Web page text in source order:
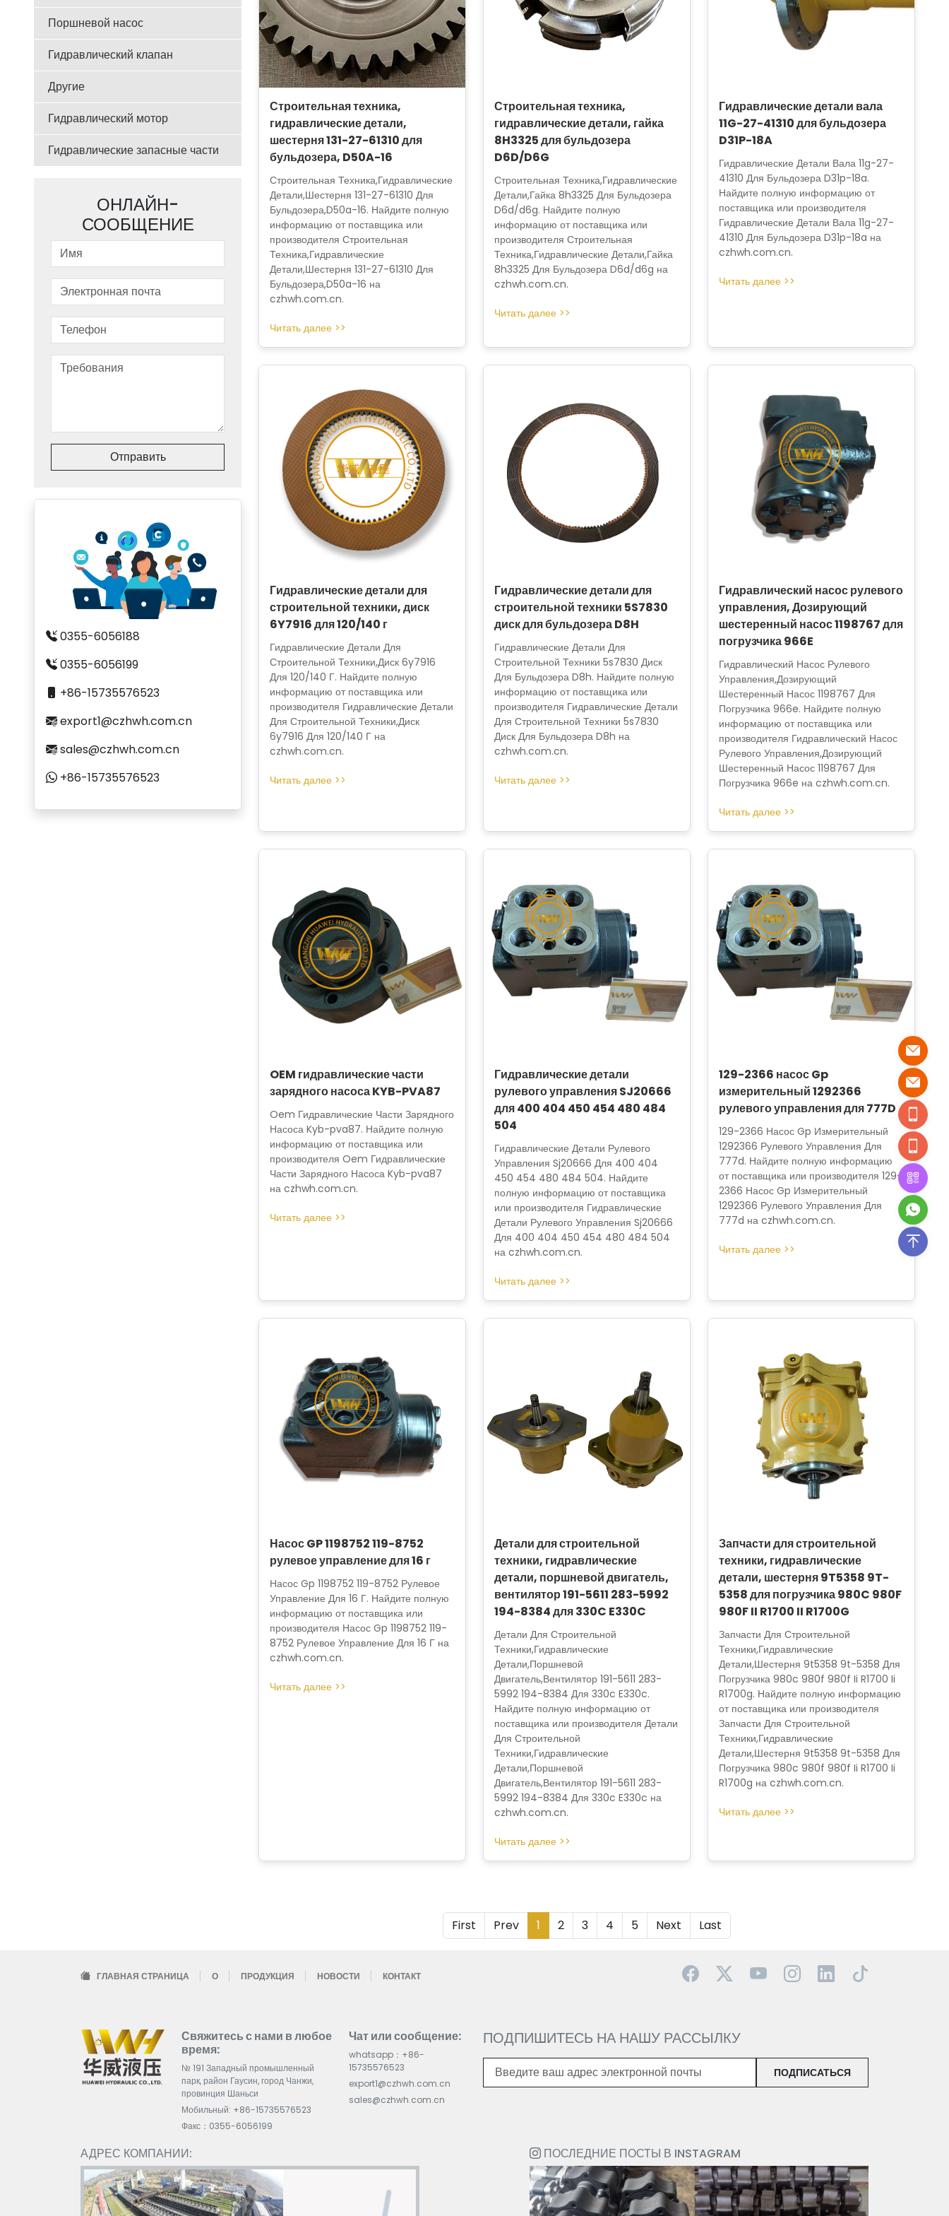
Поршневой насос
Гидравлический клапан
Другие
Гидравлический мотор
Гидравлические запасные части
ОНЛАЙН-
СООБЩЕНИЕ
Отправить
0355-6056188
0355-6056199
+86-15735576523
export1@czhwh.com.cn
sales@czhwh.com.cn
+86-15735576523
Строительная техника,
гидравлические детали,
шестерня 131-27-61310 для
бульдозера, D50A-16
Строительная Техника,Гидравлические
Детали,Шестерня 131-27-61310 Для
Бульдозера,D50a-16. Найдите полную
информацию от поставщика или
производителя Строительная
Техника,Гидравлические
Детали,Шестерня 131-27-61310 Для
Бульдозера,D50a-16 на
czhwh.com.cn.
Читать далее >>
Строительная техника,
гидравлические детали, гайка
8H3325 для бульдозера
D6D/D6G
Строительная Техника,Гидравлические
Детали,Гайка 8h3325 Для Бульдозера
D6d/d6g. Найдите полную
информацию от поставщика или
производителя Строительная
Техника,Гидравлические Детали,Гайка
8h3325 Для Бульдозера D6d/d6g на
czhwh.com.cn.
Читать далее >>
Гидравлические детали вала
11G-27-41310 для бульдозера
D31P-18A
Гидравлические Детали Вала 11g-27-
41310 Для Бульдозера D31p-18a.
Найдите полную информацию от
поставщика или производителя
Гидравлические Детали Вала 11g-27-
41310 Для Бульдозера D31p-18a на
czhwh.com.cn.
Читать далее >>
Гидравлические детали для
строительной техники, диск
6Y7916 для 120/140 г
Гидравлические Детали Для
Строительной Техники,Диск 6y7916
Для 120/140 Г. Найдите полную
информацию от поставщика или
производителя Гидравлические Детали
Для Строительной Техники,Диск
6y7916 Для 120/140 Г на
czhwh.com.cn.
Читать далее >>
Гидравлические детали для
строительной техники 5S7830
диск для бульдозера D8H
Гидравлические Детали Для
Строительной Техники 5s7830 Диск
Для Бульдозера D8h. Найдите полную
информацию от поставщика или
производителя Гидравлические Детали
Для Строительной Техники 5s7830
Диск Для Бульдозера D8h на
czhwh.com.cn.
Читать далее >>
Гидравлический насос рулевого
управления, Дозирующий
шестеренный насос 1198767 для
погрузчика 966E
Гидравлический Насос Рулевого
Управления,Дозирующий
Шестеренный Насос 1198767 Для
Погрузчика 966e. Найдите полную
информацию от поставщика или
производителя Гидравлический Насос
Рулевого Управления,Дозирующий
Шестеренный Насос 1198767 Для
Погрузчика 966e на czhwh.com.cn.
Читать далее >>
OEM гидравлические части
зарядного насоса KYB-PVA87
Oem Гидравлические Части Зарядного
Насоса Kyb-pva87. Найдите полную
информацию от поставщика или
производителя Oem Гидравлические
Части Зарядного Насоса Kyb-pva87
на czhwh.com.cn.
Читать далее >>
Гидравлические детали
рулевого управления SJ20666
для 400 404 450 454 480 484
504
Гидравлические Детали Рулевого
Управления Sj20666 Для 400 404
450 454 480 484 504. Найдите
полную информацию от поставщика
или производителя Гидравлические
Детали Рулевого Управления Sj20666
Для 400 404 450 454 480 484 504
на czhwh.com.cn.
Читать далее >>
129-2366 насос Gp
измерительный 1292366
рулевого управления для 777D
129-2366 Насос Gp Измерительный
1292366 Рулевого Управления Для
777d. Найдите полную информацию
от поставщика или производителя 129-
2366 Насос Gp Измерительный
1292366 Рулевого Управления Для
777d на czhwh.com.cn.
Читать далее >>
Насос GP 1198752 119-8752
рулевое управление для 16 г
Насос Gp 1198752 119-8752 Рулевое
Управление Для 16 Г. Найдите полную
информацию от поставщика или
производителя Насос Gp 1198752 119-
8752 Рулевое Управление Для 16 Г на
czhwh.com.cn.
Читать далее >>
Детали для строительной
техники, гидравлические
детали, поршневой двигатель,
вентилятор 191-5611 283-5992
194-8384 для 330C E330C
Детали Для Строительной
Техники,Гидравлические
Детали,Поршневой
Двигатель,Вентилятор 191-5611 283-
5992 194-8384 Для 330c E330c.
Найдите полную информацию от
поставщика или производителя Детали
Для Строительной
Техники,Гидравлические
Детали,Поршневой
Двигатель,Вентилятор 191-5611 283-
5992 194-8384 Для 330c E330c на
czhwh.com.cn.
Читать далее >>
Запчасти для строительной
техники, гидравлические
детали, шестерня 9T5358 9T-
5358 для погрузчика 980C 980F
980F II R1700 II R1700G
Запчасти Для Строительной
Техники,Гидравлические
Детали,Шестерня 9t5358 9t-5358 Для
Погрузчика 980c 980f 980f Ii R1700 Ii
R1700g. Найдите полную информацию
от поставщика или производителя
Запчасти Для Строительной
Техники,Гидравлические
Детали,Шестерня 9t5358 9t-5358 Для
Погрузчика 980c 980f 980f Ii R1700 Ii
R1700g на czhwh.com.cn.
Читать далее >>
First Prev 1 2 3 4 5 Next Last
ГЛАВНАЯ СТРАНИЦА О ПРОДУКЦИЯ НОВОСТИ КОНТАКТ
Свяжитесь с нами в любое
время:
№ 191 Западный промышленный
парк, район Гаусин, город Чанжи,
провинция Шаньси
Мобильный: +86-15735576523
Факс：0355-6056199
Чат или сообщение:
whatsapp：+86-
15735576523
export1@czhwh.com.cn
sales@czhwh.com.cn
ПОДПИШИТЕСЬ НА НАШУ РАССЫЛКУ
ПОДПИСАТЬСЯ
АДРЕС КОМПАНИИ: ПОСЛЕДНИЕ ПОСТЫ В INSTAGRAM